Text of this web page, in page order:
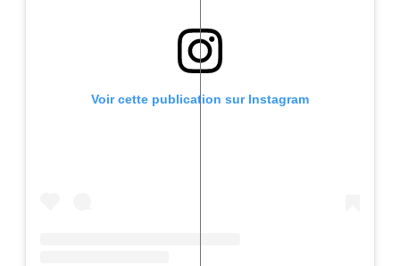
Voir cette publication sur Instagram